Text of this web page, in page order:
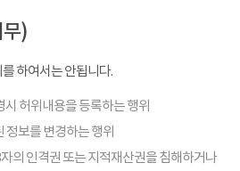
)
하여서는 안됩니다.
허위내용을 등록하는 행위
보를 변경하는 행위
의 인격권 또는 지적재산권을 침해하거나